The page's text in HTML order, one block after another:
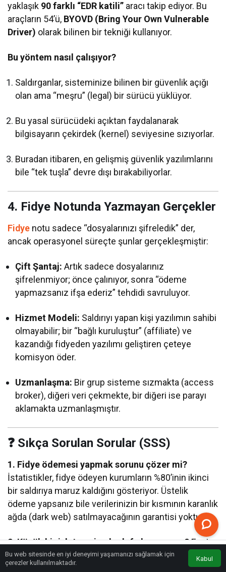
yaklaşık 90 farklı “EDR katili” aracı takip ediyor. Bu
araçların 54’ü, BYOVD (Bring Your Own Vulnerable
Driver) olarak bilinen bir tekniği kullanıyor.
Bu yöntem nasıl çalışıyor?
Saldırganlar, sisteminize bilinen bir güvenlik açığı
olan ama “meşru” (legal) bir sürücü yüklüyor.
Bu yasal sürücüdeki açıktan faydalanarak
bilgisayarın çekirdek (kernel) seviyesine sızıyorlar.
Buradan itibaren, en gelişmiş güvenlik yazılımlarını
bile “tek tuşla” devre dışı bırakabiliyorlar.
4. Fidye Notunda Yazmayan Gerçekler
Fidye notu sadece “dosyalarınızı şifreledik” der,
ancak operasyonel süreçte şunlar gerçekleşmiştir:
Çift Şantaj: Artık sadece dosyalarınız
şifrelenmiyor; önce çalınıyor, sonra “ödeme
yapmazsanız ifşa ederiz” tehdidi savruluyor.
Hizmet Modeli: Saldırıyı yapan kişi yazılımın sahibi
olmayabilir; bir “bağlı kuruluştur” (affiliate) ve
kazandığı fidyeden yazılımı geliştiren çeteye
komisyon öder.
Uzmanlaşma: Bir grup sisteme sızmakta (access
broker), diğeri veri çekmekte, bir diğeri ise parayı
aklamakta uzmanlaşmıştır.
❓ Sıkça Sorulan Sorular (SSS)
1. Fidye ödemesi yapmak sorunu çözer mi?
İstatistikler, fidye ödeyen kurumların %80’inin ikinci
bir saldırıya maruz kaldığını gösteriyor. Üstelik
ödeme yapsanız bile verilerinizin bir kısmının karanlık
ağda (dark web) satılmayacağının garantisi yoktur.
2. Küçük bir işletmeyim, hedef olur muyum?Evet.
Mandiant analizleri, büyük devlerin savunma
bütçelerinin artmasıyla saldırganların “daha kolay
Bu web sitesinde en iyi deneyimi yaşamanızı sağlamak için
çerezler kullanılmaktadır.
Kabul
Anasayfa Trafik